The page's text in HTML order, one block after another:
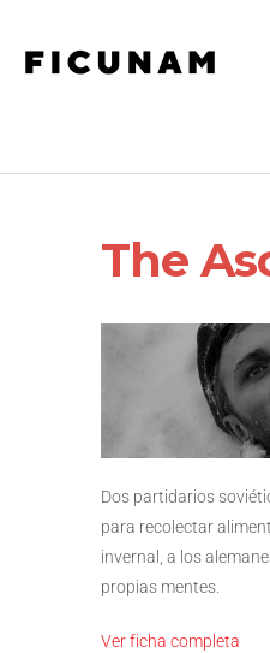
The
Dos partidarios
para recolectar
invernal, a los
propias mentes.
Ver ficha completa